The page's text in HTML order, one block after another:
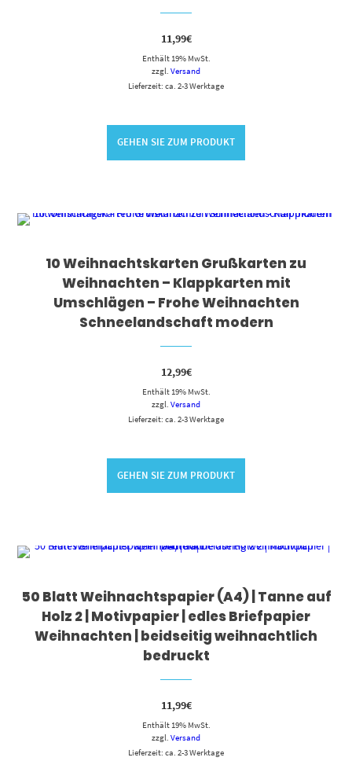
11,99€
Enthält 19% MwSt.
zzgl. Versand
Lieferzeit: ca. 2-3 Werktage
GEHEN SIE ZUM PRODUKT
10 Weihnachtskarten Grußkarten zu
Weihnachten – Klappkarten mit
Umschlägen – Frohe Weihnachten
Schneelandschaft modern
12,99€
Enthält 19% MwSt.
zzgl. Versand
Lieferzeit: ca. 2-3 Werktage
GEHEN SIE ZUM PRODUKT
50 Blatt Weihnachtspapier (A4) | Tanne auf
Holz 2 | Motivpapier | edles Briefpapier
Weihnachten | beidseitig weihnachtlich
bedruckt
11,99€
Enthält 19% MwSt.
zzgl. Versand
Lieferzeit: ca. 2-3 Werktage